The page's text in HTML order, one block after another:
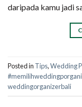
daripada kamu jadi
Posted in Tips,Wedding
weddingorganizerbali